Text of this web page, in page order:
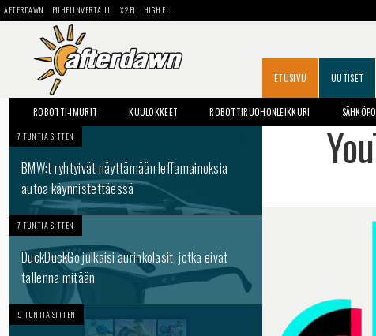
AFTERDAWN PUHELINVERTAILU X2.FI HIGH.FI
ETUSIVU UUTISET
ROBOTTI-IMURIT KUULOKKEET ROBOTTIRUOHONLEIKKURI
7 TUNTIA SITTEN
BMW:t ryhtyivät näyttämään leffamainoksia
autoa käynnistettäessä
7 TUNTIA SITTEN
DuckDuckGo julkaisi aurinkolasit, jotka eivät
tallenna mitään
9 TUNTIA SITTEN